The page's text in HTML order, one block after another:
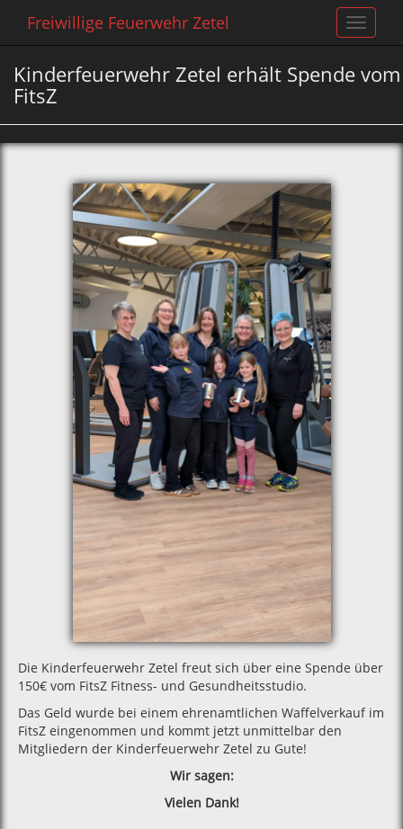
Toggle
Freiwillige Feuerwehr Zetel
Kinderfeuerwehr Zetel erhält Spende vom
FitsZ
Die Kinderfeuerwehr Zetel freut sich über eine Spende über
150€ vom FitsZ Fitness- und Gesundheitsstudio.
Das Geld wurde bei einem ehrenamtlichen Waffelverkauf im
FitsZ eingenommen und kommt jetzt unmittelbar den
Mitgliedern der Kinderfeuerwehr Zetel zu Gute!
Wir sagen:
Vielen Dank!